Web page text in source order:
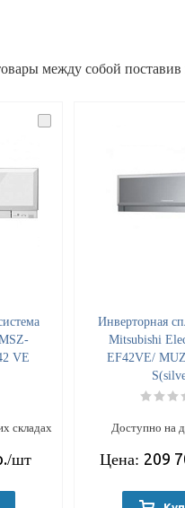
между собой
VE
складах
/шт
Инверторная
Mitsubishi
EF42VE/
Доступно на
Цена: 209